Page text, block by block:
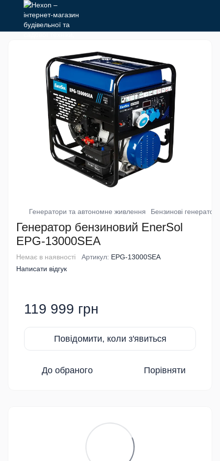
Генератори та автономне живлення Бензинові
Генератор бензиновий EnerSol
EPG-13000SEA
Немає в наявності Артикул: EPG-13000SEA
Написати відгук
119 999 грн
Повідомити, коли з'явиться
До обраного Порівняти